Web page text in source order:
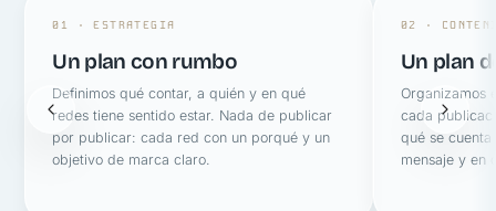
01 · ESTRATEGIA
Un plan con rumbo
Definimos qué contar, a quién y en qué
redes tiene sentido estar. Nada de publicar
por publicar: cada red con un porqué y un
objetivo de marca claro.
02 ·
Un plan
Organizamos
cada
qué se
mensaje y en